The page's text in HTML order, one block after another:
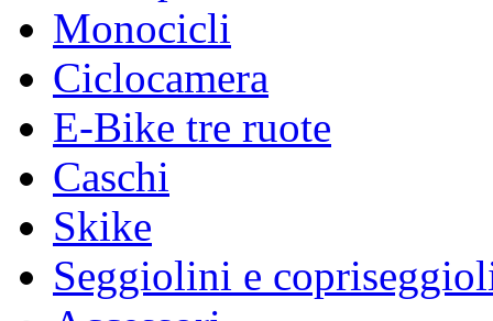
Monocicli
Ciclocamera
E-Bike tre ruote
Caschi
Skike
Seggiolini e